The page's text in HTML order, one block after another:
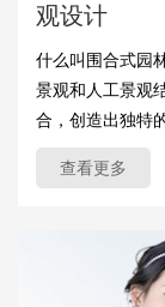
观设计
什么叫围合式园
景观和人工景观
合，创造出独特
查看更多